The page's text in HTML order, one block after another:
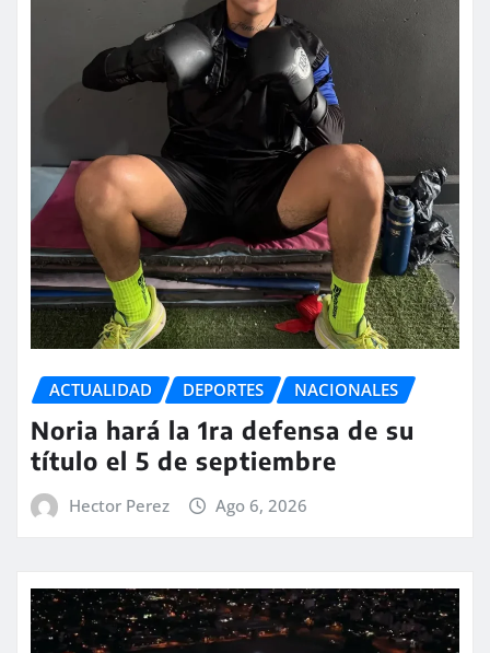
ACTUALIDAD DEPORTES NACIONALES
Noria hará la 1ra defensa de su
título el 5 de septiembre
Hector Perez Ago 6, 2026